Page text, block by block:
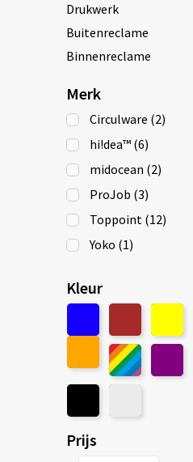
Drukwerk
Buitenreclame
Binnenreclame
Merk
Circulware (2)
hi!dea™ (6)
midocean (2)
ProJob (3)
Toppoint (12)
Yoko (1)
Kleur
Prijs